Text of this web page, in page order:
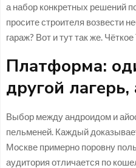
а набор конкретных решений
просите строителя возвести
гараж? Вот и тут так же.
Платформа:
другой
Выбор между андроидом и
пельменей. Каждый
Москве примерно поровну
аудитория отличается по